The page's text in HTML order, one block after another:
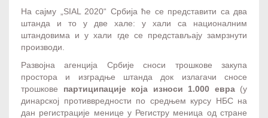
На сајму „SIAL 2020“ Србија ће се представити са два
штанда и то у две хале: у хали са националним
штандовима и у хали где се представљају замрзнути
производи.
Развојна агенција Србије сноси трошкове закупа
простора и изградње штанда док излагачи сносе
трошкове партиципације која износи 1.000 евра(у
динарској противвредности по средњем курсу НБС на
дан регистрације менице у Регистру меница од стране